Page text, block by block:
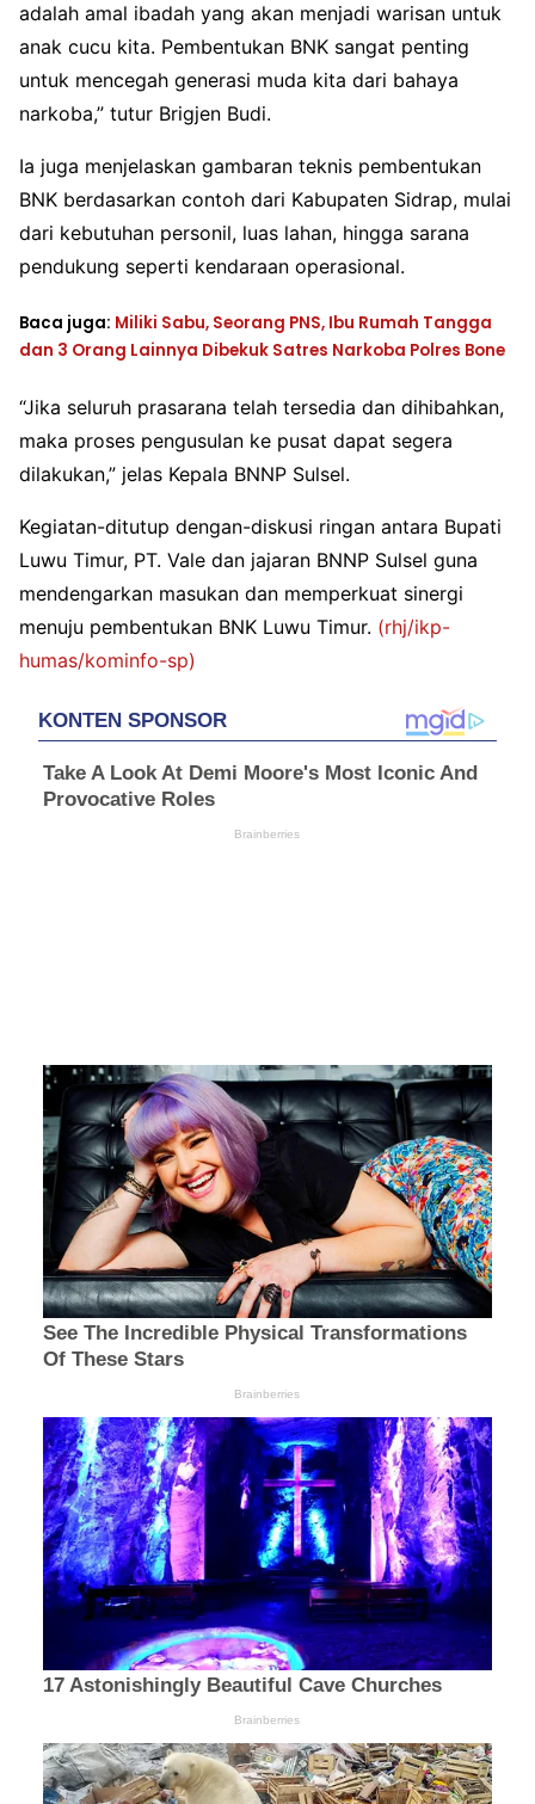
adalah amal ibadah yang akan menjadi warisan untuk
anak cucu kita. Pembentukan BNK sangat penting
untuk mencegah generasi muda kita dari bahaya
narkoba,” tutur Brigjen Budi.
Ia juga menjelaskan gambaran teknis pembentukan
BNK berdasarkan contoh dari Kabupaten Sidrap, mulai
dari kebutuhan personil, luas lahan, hingga sarana
pendukung seperti kendaraan operasional.
Baca juga: Miliki Sabu, Seorang PNS, Ibu Rumah Tangga
dan 3 Orang Lainnya Dibekuk Satres Narkoba Polres Bone
“Jika seluruh prasarana telah tersedia dan dihibahkan,
maka proses pengusulan ke pusat dapat segera
dilakukan,” jelas Kepala BNNP Sulsel.
Kegiatan-ditutup dengan-diskusi ringan antara Bupati
Luwu Timur, PT. Vale dan jajaran BNNP Sulsel guna
mendengarkan masukan dan memperkuat sinergi
menuju pembentukan BNK Luwu Timur. (rhj/ikp-
humas/kominfo-sp)